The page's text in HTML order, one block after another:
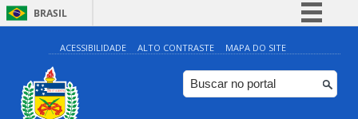
BRASIL
Simplifique!
Comunica BR
Participe
ACESSIBILIDADE ALTO CONTRASTE MAPA DO SITE